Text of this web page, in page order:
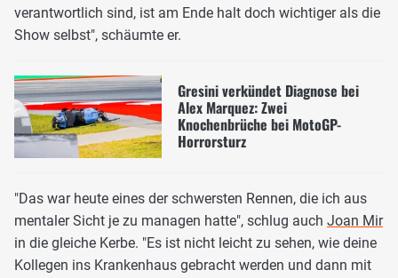
verantwortlich sind, ist am Ende halt doch wichtiger als die
Show selbst", schäumte er.
Gresini verkündet Diagnose bei
Alex Marquez: Zwei
Knochenbrüche bei MotoGP-
Horrorsturz
"Das war heute eines der schwersten Rennen, die ich aus
mentaler Sicht je zu managen hatte", schlug auch Joan Mir
in die gleiche Kerbe. "Es ist nicht leicht zu sehen, wie deine
Kollegen ins Krankenhaus gebracht werden und dann mit